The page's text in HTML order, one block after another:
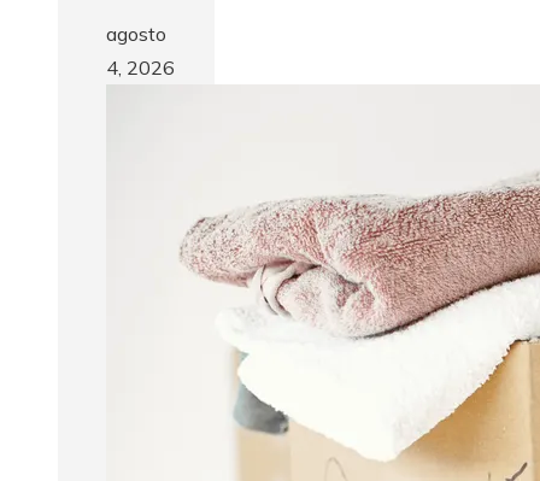
agosto
4, 2026